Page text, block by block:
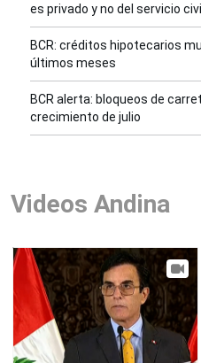
es privado y no del servicio civil
BCR: créditos hipotecarios
últimos meses
BCR alerta: bloqueos de
crecimiento de julio
Videos Andina